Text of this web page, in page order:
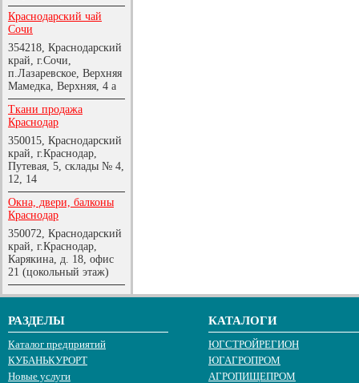
Краснодарский чай
Сочи
354218, Краснодарский
край, г.Сочи,
п.Лазаревское, Верхняя
Мамедка, Верхняя, 4 а
Ткани продажа
Краснодар
350015, Краснодарский
край, г.Краснодар,
Путевая, 5, склады № 4,
12, 14
Окна, двери, балконы
Краснодар
350072, Краснодарский
край, г.Краснодар,
Карякина, д. 18, офис
21 (цокольный этаж)
РАЗДЕЛЫ
Каталог предприятий
КУБАНЬКУРОРТ
Новые услуги
КАТАЛОГИ
ЮГСТРОЙРЕГИОН
ЮГАГРОПРОМ
АГРОПИЩЕПРОМ